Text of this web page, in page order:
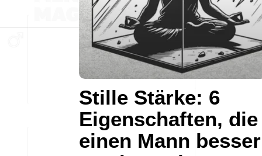
Stille Stärke: 6
Eigenschaften, die
einen Mann besser